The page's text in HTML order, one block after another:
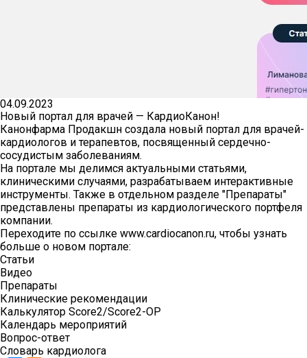
УСЛОВИЯ
РАЗВИТИЕ
ПООЩРЕНИЯ
ПРАКТИКА
КОНТАКТЫ
04.09.2023
Новый портал для врачей — КардиоКанон!
Канонфарма Продакшн создала новый портал для врачей-
кардиологов и терапевтов, посвященный сердечно-
сосудистым заболеваниям.
На портале мы делимся актуальными статьями,
клиническими случаями, разрабатываем интерактивные
инструменты. Также в отдельном разделе "Препараты"
представлены препараты из кардиологического портфеля
компании.
Переходите по ссылке www.cardiocanon.ru, чтобы узнать
больше о новом портале:
Статьи
Видео
Препараты
Клинические рекомендации
Калькулятор Score2/Score2-OP
Календарь мероприятий
Вопрос-ответ
Словарь кардиолога